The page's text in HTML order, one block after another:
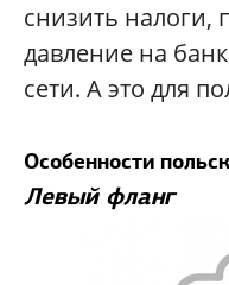
снизить налоги,
давление на
сети. А это для
Особенности
Левый фланг